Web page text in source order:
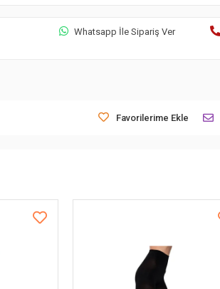
Whatsapp İle Sipariş Ver
Favorilerime Ekle